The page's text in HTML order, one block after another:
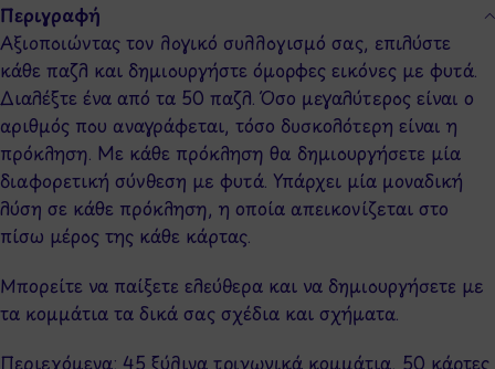
Περιγραφή
Αξιοποιώντας τον λογικό συλλογισμό σας, επιλύστε
κάθε παζλ και δημιουργήστε όμορφες εικόνες με φυτά.
Διαλέξτε ένα από τα 50 παζλ. Όσο μεγαλύτερος είναι ο
αριθμός που αναγράφεται, τόσο δυσκολότερη είναι η
πρόκληση. Με κάθε πρόκληση θα δημιουργήσετε μία
διαφορετική σύνθεση με φυτά. Υπάρχει μία μοναδική
λύση σε κάθε πρόκληση, η οποία απεικονίζεται στο
πίσω μέρος της κάθε κάρτας.
Μπορείτε να παίξετε ελεύθερα και να δημιουργήσετε με
τα κομμάτια τα δικά σας σχέδια και σχήματα.
Περιεχόμενα: 45 ξύλινα τριγωνικά κομμάτια, 50 κάρτες